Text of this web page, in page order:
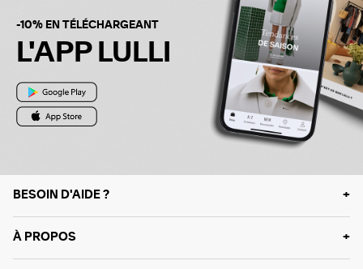
-10% EN TÉLÉCHARGEANT
L'APP LULLI
BESOIN D'AIDE ?
À PROPOS